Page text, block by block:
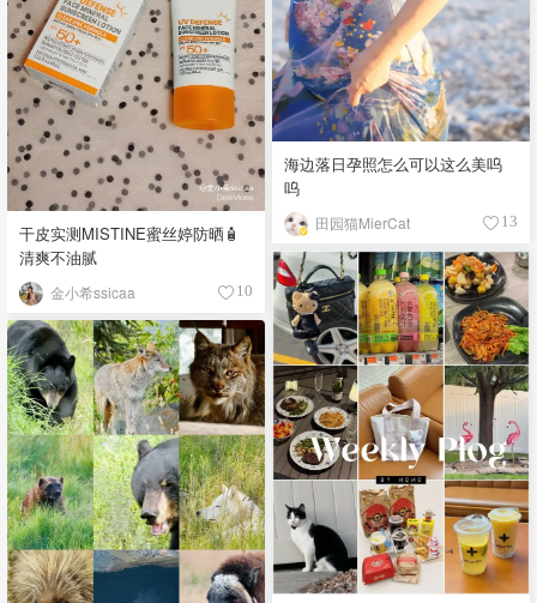
海边落日孕照怎么可以这么美呜
呜
田园猫MierCat 13
干皮实测MISTINE蜜丝婷防晒🧴
清爽不油腻
金小希ssicaa 10